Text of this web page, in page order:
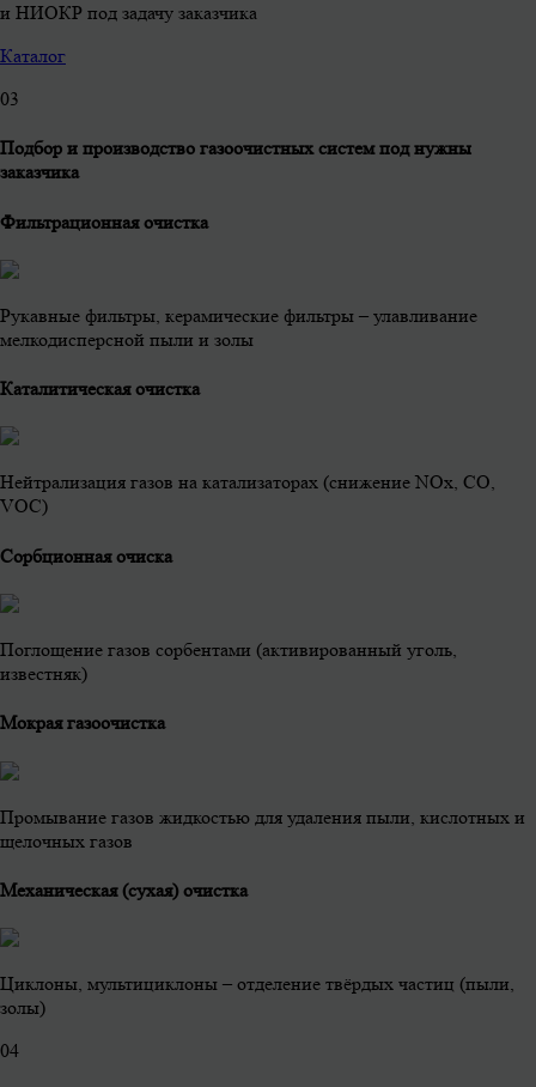
и НИОКР под задачу заказчика
Каталог
03
Подбор и производство газоочистных систем под нужны
заказчика
Фильтрационная очистка
Рукавные фильтры, керамические фильтры – улавливание
мелкодисперсной пыли и золы
Каталитическая очистка
Нейтрализация газов на катализаторах (снижение NOx, CO,
VOC)
Сорбционная очиска
Поглощение газов сорбентами (активированный уголь,
известняк)
Мокрая газоочистка
Промывание газов жидкостью для удаления пыли, кислотных и
щелочных газов
Механическая (сухая) очистка
Циклоны, мультициклоны – отделение твёрдых частиц (пыли,
золы)
04